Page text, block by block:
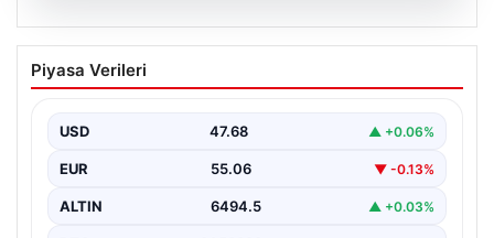
05.08.2026
‘Yeraltı’ dizisinde şok olay! Babası suç
duyurusunda bulundu: ‘Kızımla reşit
Piyasa Verileri
USD 47.68 ▲ +0.06%
EUR 55.06 ▼ -0.13%
ALTIN 6494.5 ▲ +0.03%